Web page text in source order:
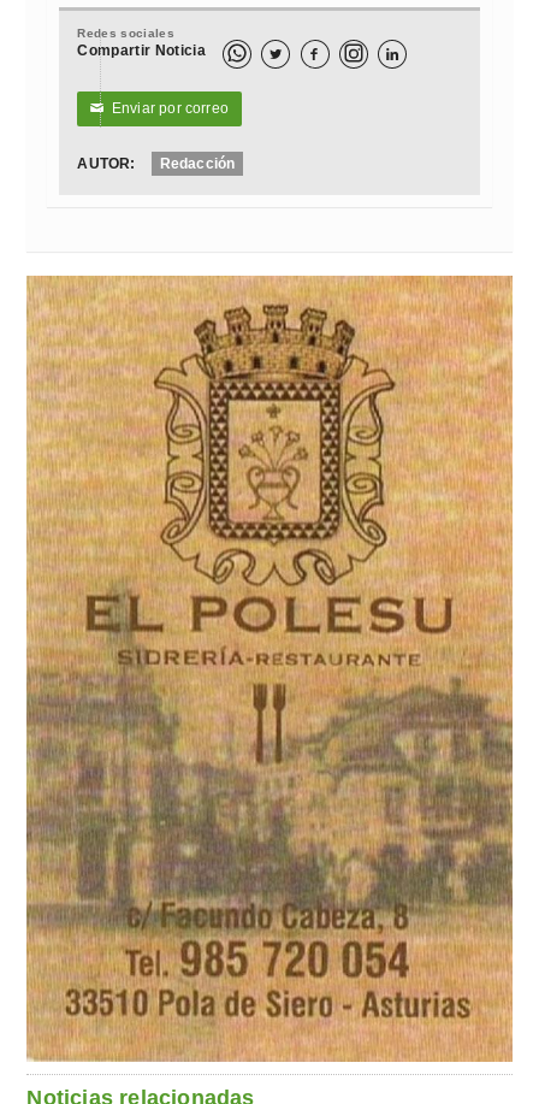
Redes sociales
Compartir Noticia   
✉ Enviar por correo
AUTOR: Redacción
Noticias relacionadas